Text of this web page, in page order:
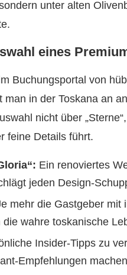
unter alten
eines
Buchungsportal von
in der Toskana an
nicht über
feine Details führt.
Ein renoviertes
jeden Design-
mehr die Gastgeber mit
wahre toskanische
Insider-Tipps zu
Empfehlungen